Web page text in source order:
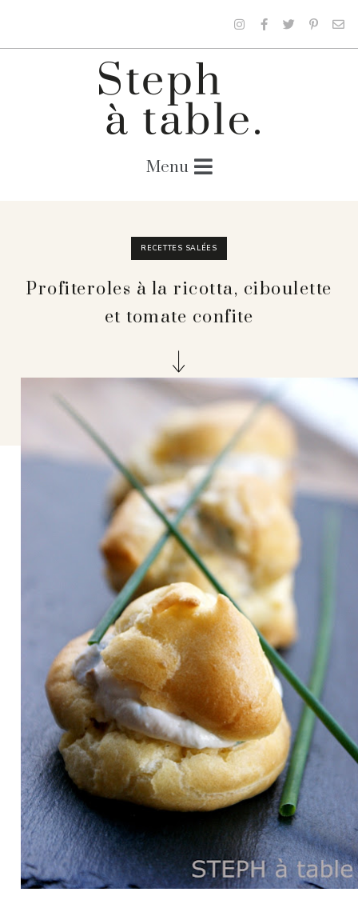
RECETTES SALÉES
Profiteroles à la ricotta, ciboulette
et tomate confite